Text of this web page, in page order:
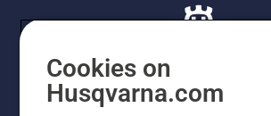
Cookies on
Husqvarna.com